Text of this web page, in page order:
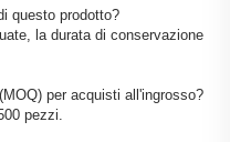
questo prodotto?
la durata di conservazione
per acquisti all'ingrosso?
pezzi.